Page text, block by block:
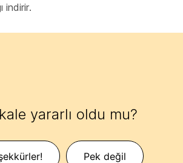
indirir.
yararlı oldu mu?
Pek değil